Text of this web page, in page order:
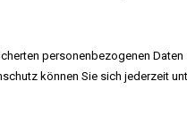
personenbezogenen
können Sie sich jederzeit